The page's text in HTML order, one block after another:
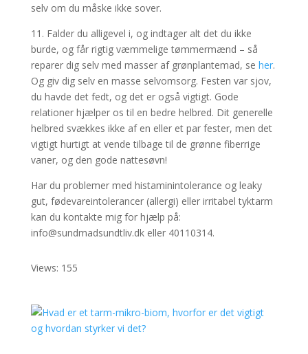
selv om du måske ikke sover.
11. Falder du alligevel i, og indtager alt det du ikke
burde, og får rigtig væmmelige tømmermænd – så
reparer dig selv med masser af grønplantemad, se her.
Og giv dig selv en masse selvomsorg. Festen var sjov,
du havde det fedt, og det er også vigtigt. Gode
relationer hjælper os til en bedre helbred. Dit generelle
helbred svækkes ikke af en eller et par fester, men det
vigtigt hurtigt at vende tilbage til de grønne fiberrige
vaner, og den gode nattesøvn!
Har du problemer med histaminintolerance og leaky
gut, fødevareintolerancer (allergi) eller irritabel tyktarm
kan du kontakte mig for hjælp på:
info@sundmadsundtliv.dk eller 40110314.
Views: 155